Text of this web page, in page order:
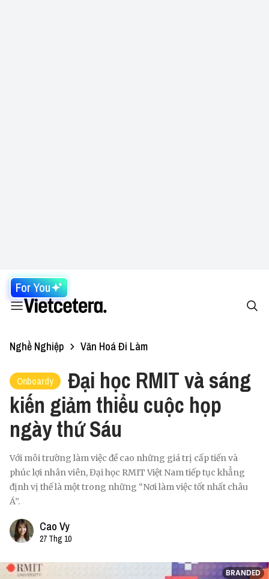
For You
Nghề Nghiệp Văn Hoá Đi Làm
Onboardy
Đại học RMIT và sáng
kiến giảm thiểu cuộc họp
ngày thứ Sáu
Với môi trường làm việc đề cao những giá trị cấp tiến và
phúc lợi nhân viên, Đại học RMIT Việt Nam tiếp tục khẳng
định vị thế là một trong những “Nơi làm việc tốt nhất châu
Á”.
Cao Vy
27 Thg 10
BRANDED